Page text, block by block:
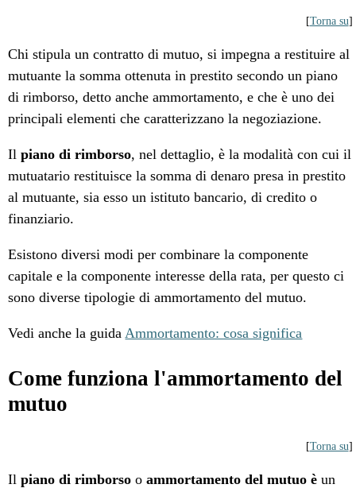
[Torna su]
Chi stipula un contratto di mutuo, si impegna a restituire al
mutuante la somma ottenuta in prestito secondo un piano
di rimborso, detto anche ammortamento, e che è uno dei
principali elementi che caratterizzano la negoziazione.
Ilpiano di rimborso, nel dettaglio, è la modalità con cui il
mutuatario restituisce la somma di denaro presa in prestito
al mutuante, sia esso un istituto bancario, di credito o
finanziario.
Esistono diversi modi per combinare la componente
capitale e la componente interesse della rata, per questo ci
sono diverse tipologie di ammortamento del mutuo.
Vedi anche la guidaAmmortamento: cosa significa
Come funziona l'ammortamento del
mutuo
[Torna su]
Ilpiano di rimborso oammortamento del mutuo è un